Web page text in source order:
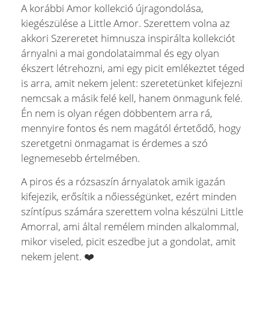
A korábbi Amor kollekció újragondolása,
kiegészülése a Little Amor. Szerettem volna az
akkori Szereretet himnusza inspirálta kollekciót
árnyalni a mai gondolataimmal és egy olyan
ékszert létrehozni, ami egy picit emlékeztet téged
is arra, amit nekem jelent: szeretetünket kifejezni
nemcsak a másik felé kell, hanem önmagunk felé.
Én nem is olyan régen döbbentem arra rá,
mennyire fontos és nem magától értetődő, hogy
szeretgetni önmagamat is érdemes a szó
legnemesebb értelmében.
A piros és a rózsaszín árnyalatok amik igazán
kifejezik, erősítik a nőiességünket, ezért minden
színtípus számára szerettem volna készülni Little
Amorral, ami által remélem minden alkalommal,
mikor viseled, picit eszedbe jut a gondolat, amit
nekem jelent. ❤️